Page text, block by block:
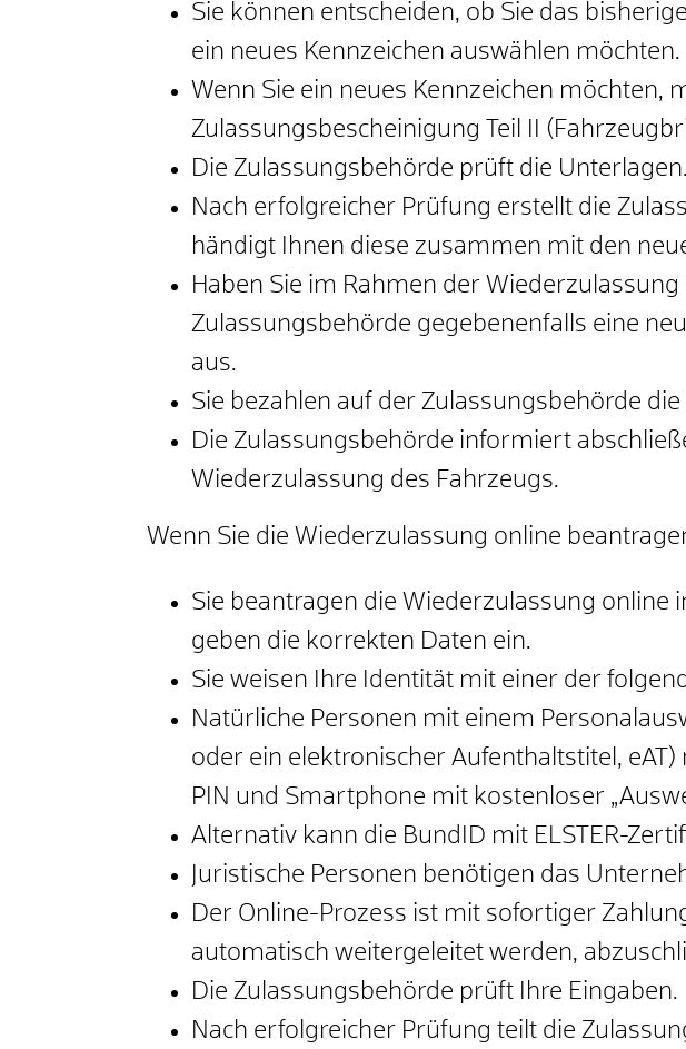
Sie können entscheiden, ob Sie das
ein neues Kennzeichen auswählen möchten.
Wenn Sie ein neues Kennzeichen möchten,
Zulassungsbescheinigung Teil II
Die Zulassungsbehörde prüft die Unterlagen.
Nach erfolgreicher Prüfung erstellt die
händigt Ihnen diese zusammen mit den
Haben Sie im Rahmen der
Zulassungsbehörde gegebenenfalls eine
aus.
Sie bezahlen auf der Zulassungsbehörde
Die Zulassungsbehörde informiert
Wiederzulassung des Fahrzeugs.
Wenn Sie die Wiederzulassung online
Sie beantragen die Wiederzulassung online
geben die korrekten Daten ein.
Sie weisen Ihre Identität mit einer der
Natürliche Personen mit einem
oder ein elektronischer Aufenthaltstitel,
PIN und Smartphone mit kostenloser
Alternativ kann die BundID mit ELSTER-
Juristische Personen benötigen das
Der Online-Prozess ist mit sofortiger
automatisch weitergeleitet werden,
Die Zulassungsbehörde prüft Ihre Eingaben.
Nach erfolgreicher Prüfung teilt die